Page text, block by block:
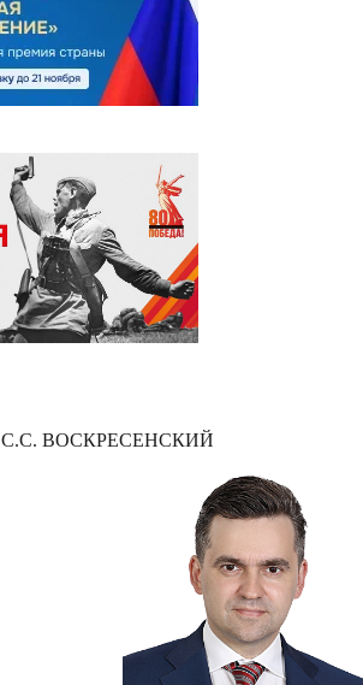
С.С. ВОСКРЕСЕНСКИЙ